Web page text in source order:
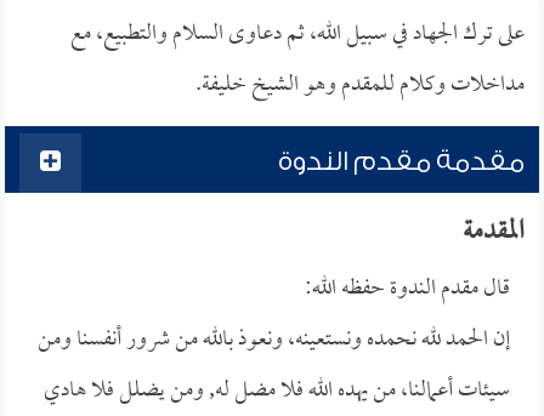
على ترك الجهاد في سبيل الله، ثم دعاوى السلام والتطبيع، مع
مداخلات وكلام للمقدم وهو الشيخ خليفة.
مقدمة مقدم الندوة
المقدمة
قال مقدم الندوة حفظه الله:
إن الحمد لله نحمده ونستعينه، ونعوذ بالله من شرور أنفسنا ومن
سيئات أعمالنا، من يهده الله فلا مضل له, ومن يضلل فلا هادي